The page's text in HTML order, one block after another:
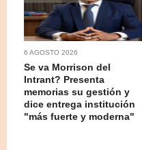
6 AGOSTO 2026
Se va Morrison del
Intrant? Presenta
memorias su gestión y
dice entrega institución
"más fuerte y moderna"